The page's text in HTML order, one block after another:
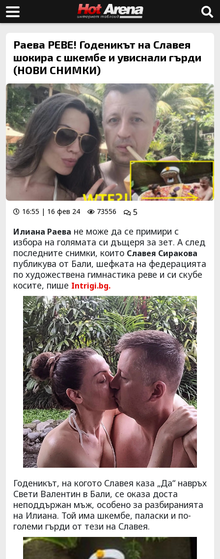
Раева РЕВЕ! Годеникът на Славея
шокира с шкембе и увиснали гърди
(НОВИ СНИМКИ)
16:55 | 16 фев 24 73556
5
Илиана Раева не може да се примири с
избора на голямата си дъщеря за зет. А след
последните снимки, които Славея Сиракова
публикува от Бали, шефката на федерацията
по художествена гимнастика реве и си скубе
косите, пише Intrigi.bg.
Годеникът, на когото Славея каза „Да“ навръх
Свети Валентин в Бали, се оказа доста
неподдържан мъж, особено за разбиранията
на Илиана. Той има шкембе, паласки и по-
големи гърди от тези на Славея.